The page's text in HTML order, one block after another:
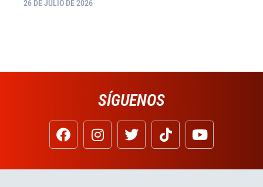
26 DE JULIO DE 2026
SÍGUENOS